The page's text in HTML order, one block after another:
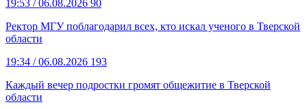
19:53 / 06.08.2026 90
Ректор МГУ поблагодарил всех, кто искал ученого в Тверской
области
19:34 / 06.08.2026 193
Каждый вечер подростки громят общежитие в Тверской
области